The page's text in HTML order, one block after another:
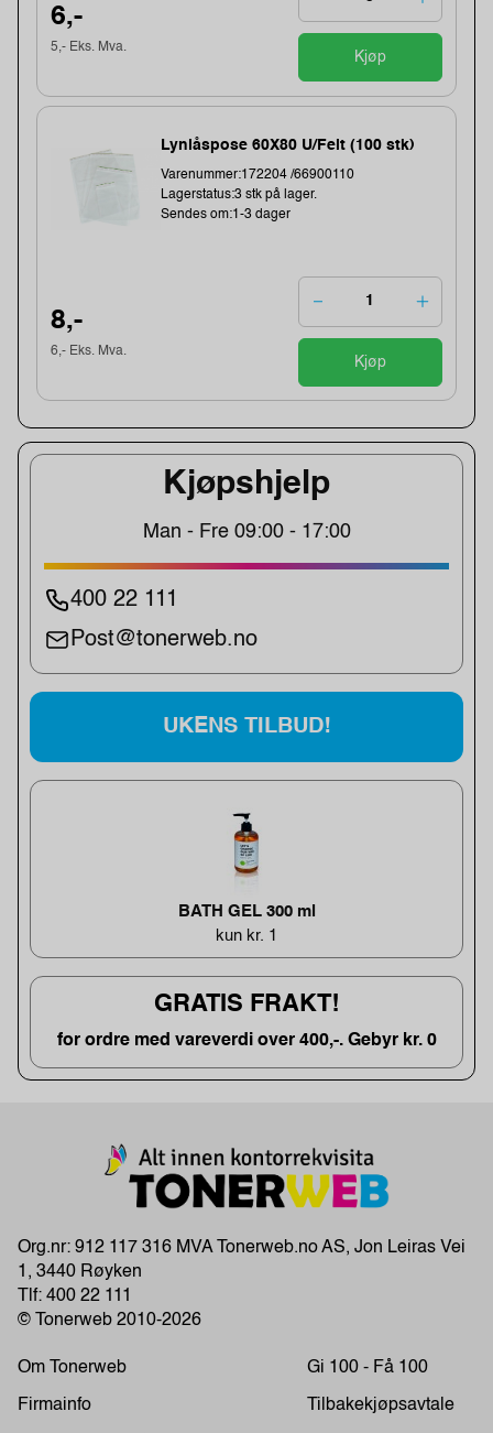
Kjøpshjelp
Man - Fre 09:00 - 17:00
400 22 111
Post@tonerweb.no
UKENS TILBUD!
BATH GEL 300 ml
kun kr. 1
GRATIS FRAKT!
for ordre med vareverdi over 400,-. Gebyr kr. 0
6,-
5,- Eks. Mva.
Kjøp
Lynlåspose 60X80 U/Felt (100 stk)
Varenummer:172204 /66900110
Lagerstatus:3 stk på lager.
Sendes om:1-3 dager
8,-
6,- Eks. Mva.
Kjøp
Org.nr: 912 117 316 MVA Tonerweb.no AS, Jon Leiras Vei
1, 3440 Røyken
Tlf: 400 22 111
© Tonerweb 2010-2026
Om Tonerweb
Firmainfo
Gi 100 - Få 100
Tilbakekjøpsavtale